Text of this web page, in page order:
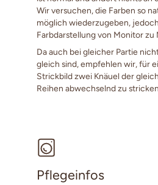
Wir versuchen, die Farben so
möglich wiederzugeben,
Farbdarstellung von Monitor zu
Da auch bei gleicher Partie
gleich sind, empfehlen wir, für
Strickbild zwei Knäuel der
Reihen abwechselnd zu
Pflegeinfos